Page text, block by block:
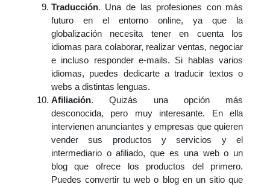
Traducción. Una de las profesiones con más
futuro en el entorno online, ya que la
globalización necesita tener en cuenta los
idiomas para colaborar, realizar ventas, negociar
e incluso responder e-mails. Si hablas varios
idiomas, puedes dedicarte a traducir textos o
webs a distintas lenguas.
Afiliación. Quizás una opción más
desconocida, pero muy interesante. En ella
intervienen anunciantes y empresas que quieren
vender sus productos y servicios y el
intermediario o afiliado, que es una web o un
blog que ofrece los productos del primero.
Puedes convertir tu web o blog en un sitio que